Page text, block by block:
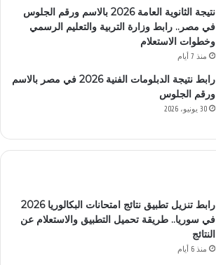
نتيجة الثانوية العامة 2026 بالاسم ورقم الجلوس
في مصر.. رابط وزارة التربية والتعليم الرسمي
وخطوات الاستعلام
منذ 7 أيام
رابط نتيجة الدبلومات الفنية 2026 في مصر بالاسم
ورقم الجلوس
30 يونيو، 2026
رابط تنزيل تطبيق نتائج امتحانات البكالوريا 2026
في سوريا.. طريقة تحميل التطبيق والاستعلام عن
النتائج
منذ 6 أيام